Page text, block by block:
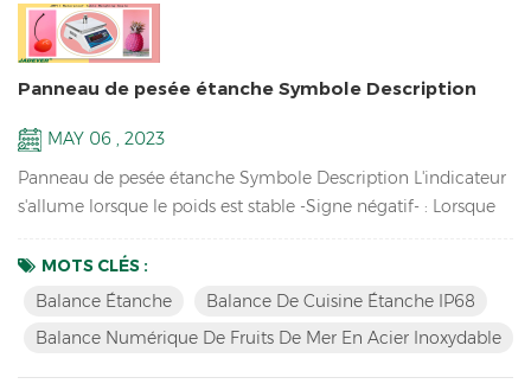
Panneau de pesée étanche Symbole Description
MAY 06 , 2023
Panneau de pesée étanche Symbole Description L'indicateur
s'allume lorsque le poids est stable -Signe négatif- : Lorsque
le poids est supérieur à la limite supérieure et supérieur ou
égal à 20 divisions, le voyant est allumé D'ACCORD Lorsque
inférieure (y compris les limites sup...
MOTS CLÉS :
Balance Étanche
Balance De Cuisine Étanche IP68
Balance Numérique De Fruits De Mer En Acier Inoxydable